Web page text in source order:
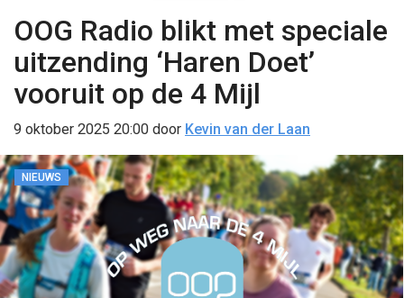
OOG Radio blikt met speciale
uitzending ‘Haren Doet’
vooruit op de 4 Mijl
9 oktober 2025 20:00 door Kevin van der Laan
NIEUWS